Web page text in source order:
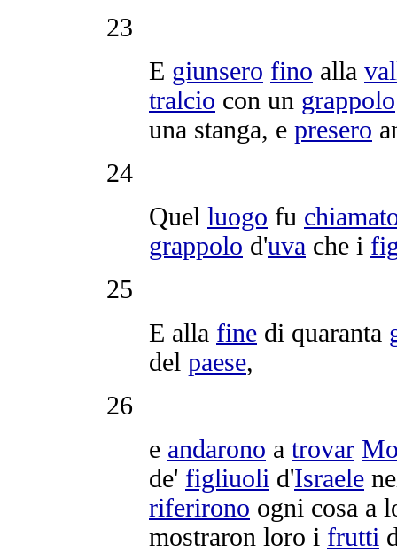
23
E giunsero fino alla
tralcio con un grappolo
una stanga, e presero
24
Quel luogo fu
grappolo d'uva che i
25
E alla fine di quaranta
del paese,
26
e andarono a trovar
de' figliuoli d'Israele
riferirono ogni cosa a
mostraron loro i frutti